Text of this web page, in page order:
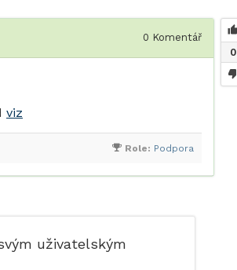
0
0 Komentář
viz
Role: Podpora
uživatelským